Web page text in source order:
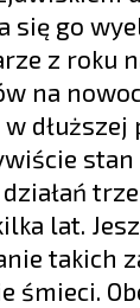
się go
z roku
na
w
stan
lat.
takich
śmieci.